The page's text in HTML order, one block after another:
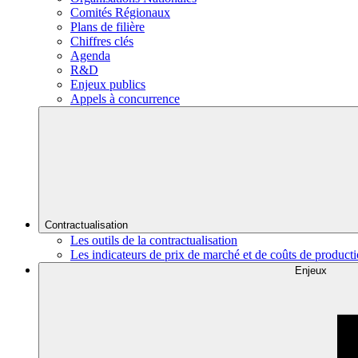
Comités Régionaux
Plans de filière
Chiffres clés
Agenda
R&D
Enjeux publics
Appels à concurrence
Contractualisation
Les outils de la contractualisation
Les indicateurs de prix de marché et de coûts de
Enjeux